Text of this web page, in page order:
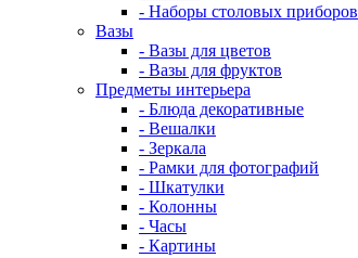
- Наборы столовых приборов
Вазы
- Вазы для цветов
- Вазы для фруктов
Предметы интерьера
- Блюда декоративные
- Вешалки
- Зеркала
- Рамки для фотографий
- Шкатулки
- Колонны
- Часы
- Картины